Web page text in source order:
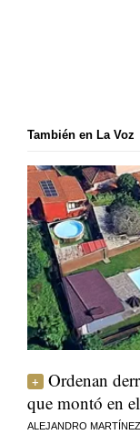
También en La Voz
Ordenan
que montó en
ALEJANDRO MARTÍNEZ